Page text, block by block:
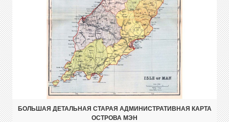
БОЛЬШАЯ ДЕТАЛЬНАЯ СТАРАЯ АДМИНИСТРАТИВНАЯ КАРТА
ОСТРОВА МЭН